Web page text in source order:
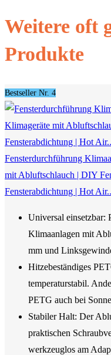
Weitere oft
Produkte
Bestseller Nr. 4
Fensterdurchführung
mit Abluftschlauch | DIY
Fensterabdichtung | Hot
Universal einsetzbar:
Klimaanlagen mit
mm und
Hitzebeständiges
temperaturstabil.
PETG auch bei
Stabiler Halt: Der
praktischen
werkzeuglos am